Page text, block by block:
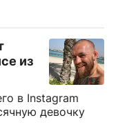
из
в Instagram
девочку